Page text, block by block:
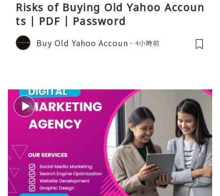
Risks of Buying Old Yahoo Accoun
ts | PDF | Password
Buy Old Yahoo Accoun 4小時前